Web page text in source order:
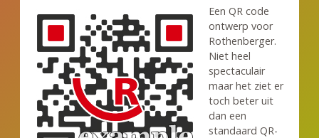
Een QR code
ontwerp voor
Rothenberger.
Niet heel
spectaculair
maar het ziet er
toch beter uit
dan een
standaard QR-